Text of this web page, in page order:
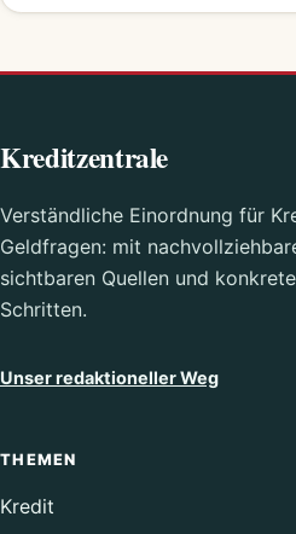
Kreditzentrale
Verständliche Einordnung für
Geldfragen: mit
sichtbaren Quellen und
Schritten.
Unser redaktioneller Weg
THEMEN
Kredit